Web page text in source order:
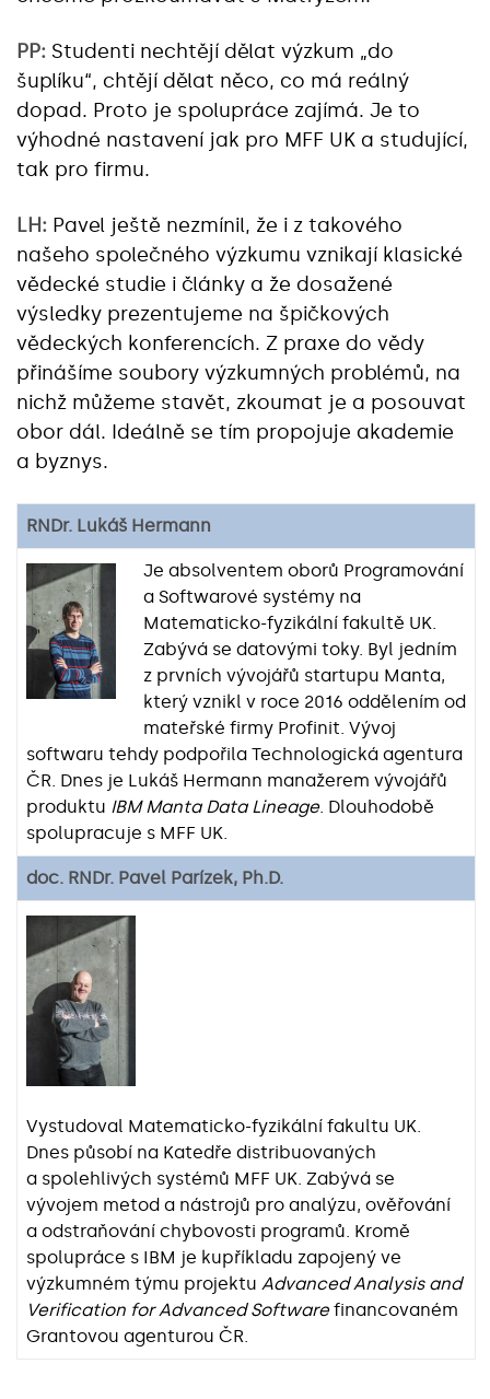
PP: Studenti nechtějí dělat výzkum „do
šuplíku“, chtějí dělat něco, co má reálný
dopad. Proto je spolupráce zajímá. Je to
výhodné nastavení jak pro MFF UK a studující,
tak pro firmu.
LH: Pavel ještě nezmínil, že i z takového
našeho společného výzkumu vznikají klasické
vědecké studie i články a že dosažené
výsledky prezentujeme na špičkových
vědeckých konferencích. Z praxe do vědy
přinášíme soubory výzkumných problémů, na
nichž můžeme stavět, zkoumat je a posouvat
obor dál. Ideálně se tím propojuje akademie
a byznys.
RNDr. Lukáš Hermann
Je absolventem oborů Programování
a Softwarové systémy na
Matematicko-fyzikální fakultě UK.
Zabývá se datovými toky. Byl jedním
z prvních vývojářů startupu Manta,
který vznikl v roce 2016 oddělením od
mateřské firmy Profinit. Vývoj
softwaru tehdy podpořila Technologická agentura
ČR. Dnes je Lukáš Hermann manažerem vývojářů
produktu IBM Manta Data Lineage. Dlouhodobě
spolupracuje s MFF UK.
doc. RNDr. Pavel Parízek, Ph.D.
Vystudoval Matematicko-fyzikální fakultu UK.
Dnes působí na Katedře distribuovaných
a spolehlivých systémů MFF UK. Zabývá se
vývojem metod a nástrojů pro analýzu, ověřování
a odstraňování chybovosti programů. Kromě
spolupráce s IBM je kupříkladu zapojený ve
výzkumném týmu projektu Advanced Analysis and
Verification for Advanced Softwarefinancovaném
Grantovou agenturou ČR.